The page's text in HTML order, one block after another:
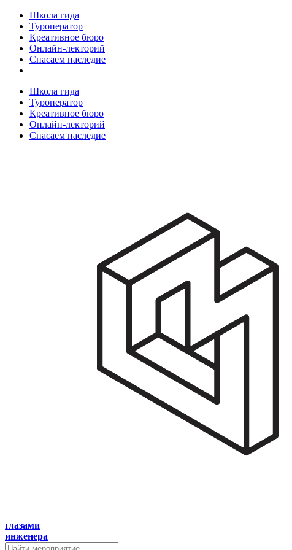
Школа гида
Туроператор
Креативное бюро
Онлайн-лекторий
Спасаем наследие
Школа гида
Туроператор
Креативное бюро
Онлайн-лекторий
Спасаем наследие
глазами
инженера